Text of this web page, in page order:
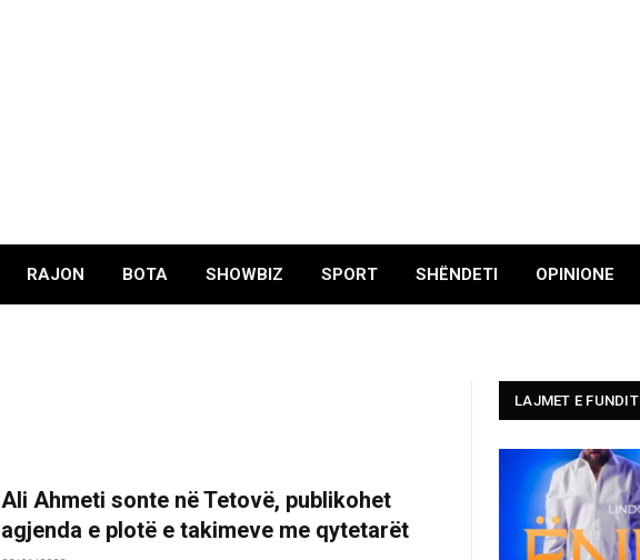
RAJON BOTA SHOWBIZ SPORT SHËNDETI OPINIONE
Ali Ahmeti sonte në Tetovë, publikohet
agjenda e plotë e takimeve me qytetarët
LAJMET E FUNDIT